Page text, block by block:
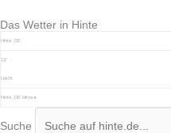
Inhalt
springen
Das Wetter in Hinte
Hinte, DE
13°
Leicht
Hinte, DE klima ▸
Suche